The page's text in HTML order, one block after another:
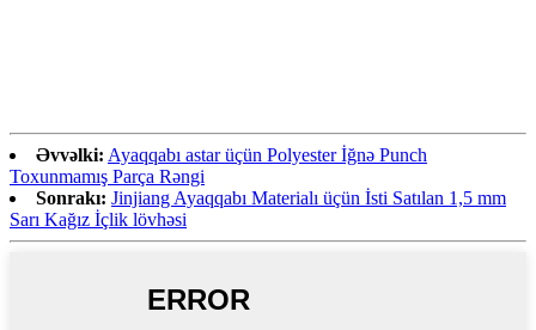
Əvvəlki: Ayaqqabı astar üçün Polyester İğnə Punch
Toxunmamış Parça Rəngi
Sonrakı: Jinjiang Ayaqqabı Materialı üçün İsti Satılan 1,5 mm
Sarı Kağız İçlik lövhəsi